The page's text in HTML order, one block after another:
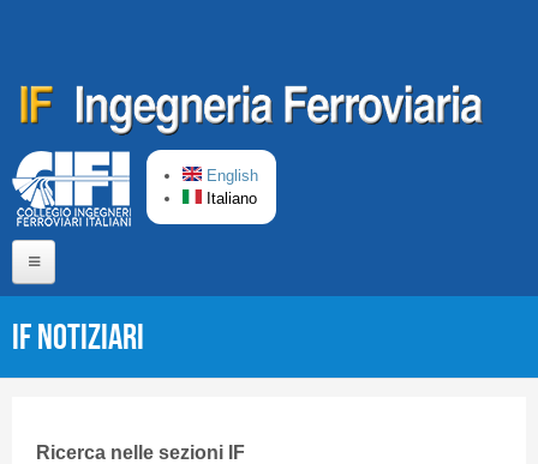
English
Italiano
CIFI in breve
IF Notiziari
Ricerca nelle sezioni IF